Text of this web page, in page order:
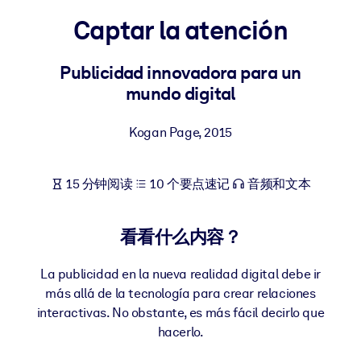
面向 LMS/LXP
将简短且经过验证的知识引入您的 LMS/LXP，以获得更强的学习效
面向人工智能系统
Captar la atención
Publicidad innovadora para un
mundo digital
Kogan Page,2015
15 分钟阅读 10 个要点速记 音频和文本
看看什么内容？
La publicidad en la nueva realidad digital debe ir
más allá de la tecnología para crear relaciones
interactivas. No obstante, es más fácil decirlo que
hacerlo.